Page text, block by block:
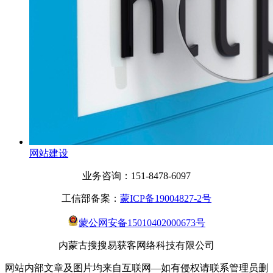
网站建设
业务咨询：151-8478-6097
工信部备案： 蒙ICP备19004827-2号
蒙公网安备15010402000673号
内蒙古搜搜易获客网络科技有限公司
网站内部文章及图片均来自互联网—如有侵权请联系管理员删